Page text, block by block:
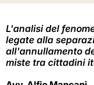
L'analisi del
legate alla
all'annullamento
miste tra cittadini